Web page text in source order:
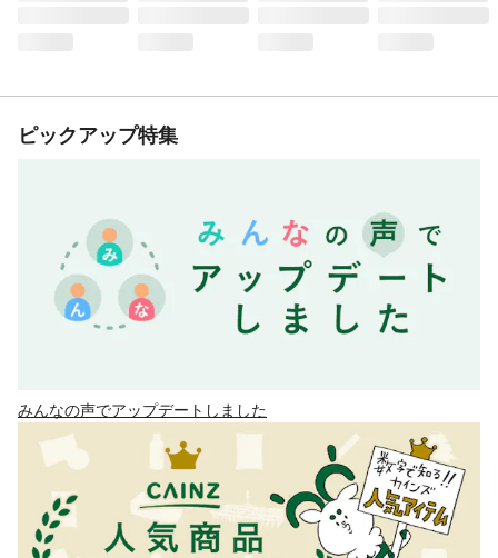
ピックアップ特集
みんなの声でアップデートしました